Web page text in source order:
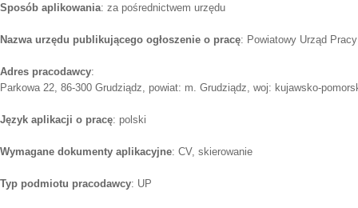
Sposób aplikowania: za pośrednictwem urzędu
Nazwa urzędu publikującego ogłoszenie o pracę: Powiatowy Urząd
Adres pracodawcy:
Parkowa 22, 86-300 Grudziądz, powiat: m. Grudziądz, woj: kujawsko-
Język aplikacji o pracę: polski
Wymagane dokumenty aplikacyjne: CV, skierowanie
Typ podmiotu pracodawcy: UP